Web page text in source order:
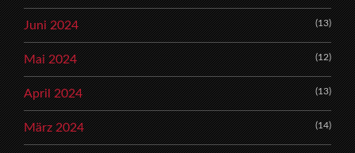
Juni 2024 (13)
Mai 2024 (12)
April 2024 (13)
März 2024 (14)